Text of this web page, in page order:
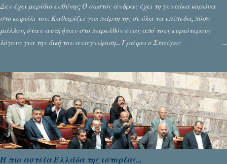
Δεν έχει μερίδιο ευθύνης; Ο σωστός άνδρας έχει τη γυναίκα κορώνα
στο κεφάλι του. Καθαρίζει για πάρτη της σε όλα τα επίπεδα, πόσο
μάλλον, όταν αυτή ήταν στο παρελθόν ένας από τους κυριότερους
λόγους για την δική του αναγνώριση... Γράφει ο Σταύρος
Η πιο αστεία Ελλάδα της ιστορίας...